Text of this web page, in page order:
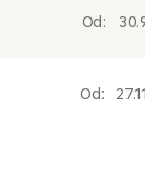
Od:
Od: